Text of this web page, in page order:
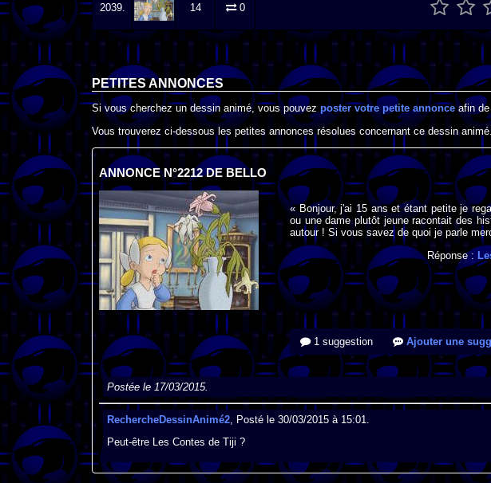
2039. 14 0
PETITES ANNONCES
Si vous cherchez un dessin animé, vous pouvez poster votre petite annonceafin de
Vous trouverez ci-dessous les petites annonces résolues concernant ce dessin
ANNONCE N°2212 DE BELLO
« Bonjour, j'ai 15 ans et étant petite je
ou une dame plutôt jeune racontait des
autour ! Si vous savez de quoi je parle
Réponse :
1 suggestion Ajouter une
Postée le 17/03/2015.
RechercheDessinAnimé2, Posté le 30/03/2015 à 15:01.
Peut-être Les Contes de Tiji ?